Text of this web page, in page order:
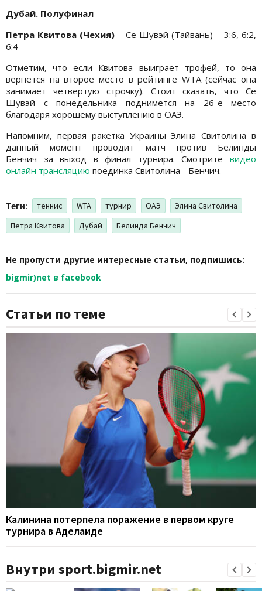
Дубай. Полуфинал
Петра Квитова (Чехия) – Се Шувэй (Тайвань) – 3:6, 6:2,
6:4
Отметим, что если Квитова выиграет трофей, то она
вернется на второе место в рейтинге WTA (сейчас она
занимает четвертую строчку). Стоит сказать, что Се
Шувэй с понедельника поднимется на 26-е место
благодаря хорошему выступлению в ОАЭ.
Напомним, первая ракетка Украины Элина Свитолина в
данный момент проводит матч против Белинды
Бенчич за выход в финал турнира. Смотрите видео
онлайн трансляцию поединка Свитолина - Бенчич.
Теги: теннис WTA турнир ОАЭ
Элина Свитолина
Петра Квитова
Дубай Белинда Бенчич
Не пропусти другие интересные статьи, подпишись:
bigmir)net в facebook
Статьи по теме
Калинина потерпела поражение в первом круге
турнира в Аделаиде
Внутри sport.bigmir.net